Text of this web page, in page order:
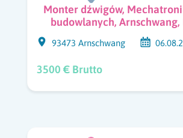
Monter dźwigów,
budowlanych,
93473 Arnschwang
3500 € Brutto